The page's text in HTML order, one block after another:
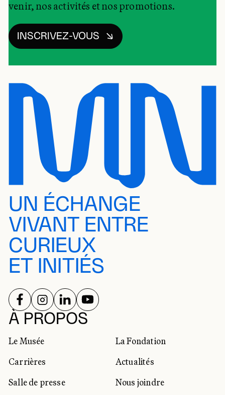
venir, nos activités et nos promotions.
INSCRIVEZ-VOUS
UN ÉCHANGE
VIVANT ENTRE
CURIEUX
ET INITIÉS
À PROPOS
Le Musée
La Fondation
Carrières
Actualités
Salle de presse
Nous joindre
RÉSEAUX SOCIAUX
SUIVEZ-NOUS SUR
SUIVEZ-NOUS SUR
SUIVEZ-NOUS SUR
SUIVEZ-NOUS SUR